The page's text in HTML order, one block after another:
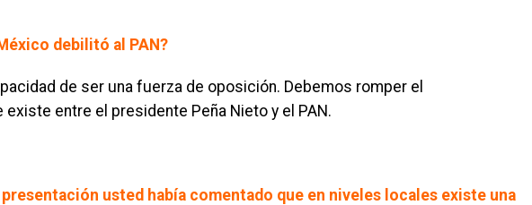
debilitó al PAN?
de ser una fuerza de oposición. Debemos romper el
entre el presidente Peña Nieto y el PAN.
presentación usted había comentado que en niveles locales existe una